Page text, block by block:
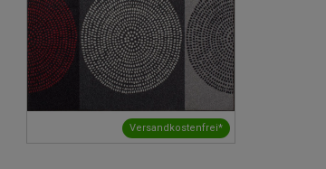
Versandkostenfrei*